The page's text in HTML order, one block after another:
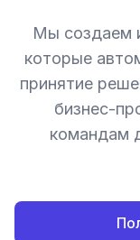
Мы создаем
которые
принятие
бизнес-
командам